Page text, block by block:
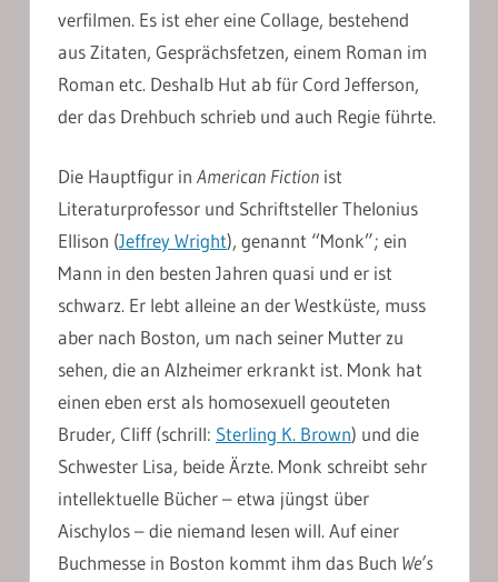
verfilmen. Es ist eher eine Collage, bestehend
aus Zitaten, Gesprächsfetzen, einem Roman im
Roman etc. Deshalb Hut ab für Cord Jefferson,
der das Drehbuch schrieb und auch Regie führte.
Die Hauptfigur in American Fiction ist
Literaturprofessor und Schriftsteller Thelonius
Ellison (Jeffrey Wright), genannt “Monk”; ein
Mann in den besten Jahren quasi und er ist
schwarz. Er lebt alleine an der Westküste, muss
aber nach Boston, um nach seiner Mutter zu
sehen, die an Alzheimer erkrankt ist. Monk hat
einen eben erst als homosexuell geouteten
Bruder, Cliff (schrill: Sterling K. Brown) und die
Schwester Lisa, beide Ärzte. Monk schreibt sehr
intellektuelle Bücher – etwa jüngst über
Aischylos – die niemand lesen will. Auf einer
Buchmesse in Boston kommt ihm das Buch We’s